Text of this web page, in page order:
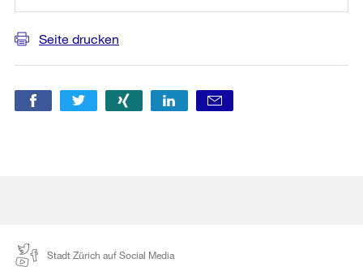
Seite drucken
Stadt Zürich auf Social Media